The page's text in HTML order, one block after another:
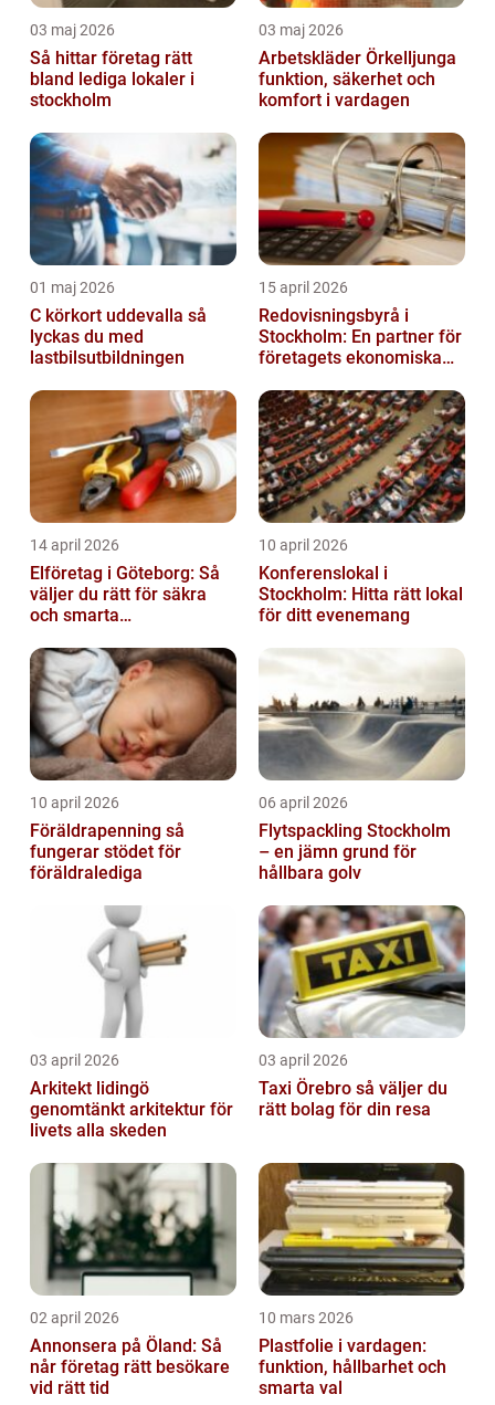
03 maj 2026
Så hittar företag rätt
bland lediga lokaler i
stockholm
03 maj 2026
Arbetskläder Örkelljunga
funktion, säkerhet och
komfort i vardagen
01 maj 2026
C körkort uddevalla så
lyckas du med
lastbilsutbildningen
15 april 2026
Redovisningsbyrå i
Stockholm: En partner för
företagets ekonomiska
14 april 2026
Elföretag i Göteborg: Så
väljer du rätt för säkra
och smarta
10 april 2026
Konferenslokal i
Stockholm: Hitta rätt lokal
för ditt evenemang
10 april 2026
Föräldrapenning så
fungerar stödet för
föräldralediga
06 april 2026
Flytspackling Stockholm
– en jämn grund för
hållbara golv
03 april 2026
Arkitekt lidingö
genomtänkt arkitektur för
livets alla skeden
03 april 2026
Taxi Örebro så väljer du
rätt bolag för din resa
02 april 2026
Annonsera på Öland: Så
når företag rätt besökare
vid rätt tid
10 mars 2026
Plastfolie i vardagen:
funktion, hållbarhet och
smarta val